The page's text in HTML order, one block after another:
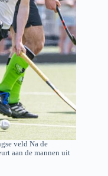
veld Na de
aan de mannen uit